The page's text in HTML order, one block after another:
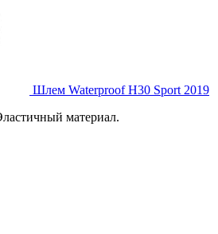
Шлем Waterproof H30 Sport 2019
материал.